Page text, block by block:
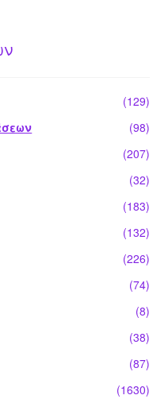
(129)
(98)
(207)
(32)
(183)
(132)
(226)
(74)
(8)
(38)
(87)
(1630)